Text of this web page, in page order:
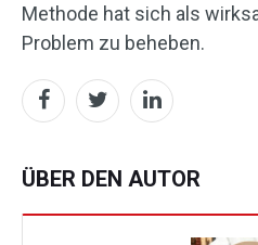
Methode hat sich als
Problem zu beheben.
ÜBER DEN AUTOR